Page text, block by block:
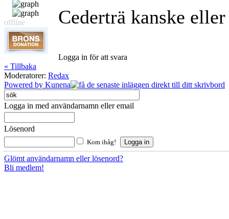
offline Cederträ kanske
Logga in för att svara
« Tillbaka
Moderatorer: Redax
Powered by Kunena
Logga in med användarnamn eller email
Lösenord
Kom ihåg!
Glömt användarnamn eller lösenord?
Bli medlem!